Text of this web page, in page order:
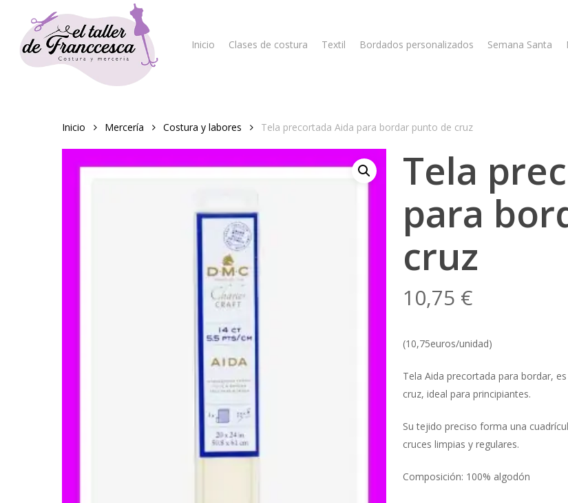
main
content
Hit enter to search or ESC to close
Inicio Clases de costura Textil Bordados personalizados Semana Santa
Inicio Mercería Costura y labores Tela precortada Aida para bordar punto de cruz
Tela
para
cruz
10,75 €
(10,75euros/unidad)
Tela Aida precortada para bordar,
cruz, ideal para principiantes.
Su tejido preciso forma una
cruces limpias y regulares.
Composición: 100% algodón